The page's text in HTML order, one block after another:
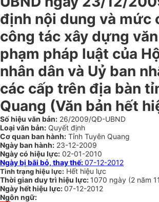
định nội dung và mức
công tác xây dựng
phạm pháp luật của
nhân dân và Uỷ ban
các cấp trên địa bàn
Quang (Văn bản hết
Số hiệu văn bản: 26/2009/QĐ-UBND
Loại văn bản: Quyết định
Cơ quan ban hành: Tỉnh Tuyên Quang
Ngày ban hành: 23-12-2009
Ngày có hiệu lực: 02-01-2010
Ngày bị bãi bỏ, thay thế:07-12-2012
Tình trạng hiệu lực: Hết hiệu lực
Thời gian duy trì hiệu lực: 1070 ngày (2 năm
Ngày hết hiệu lực:07-12-2012
Ngôn ngữ: